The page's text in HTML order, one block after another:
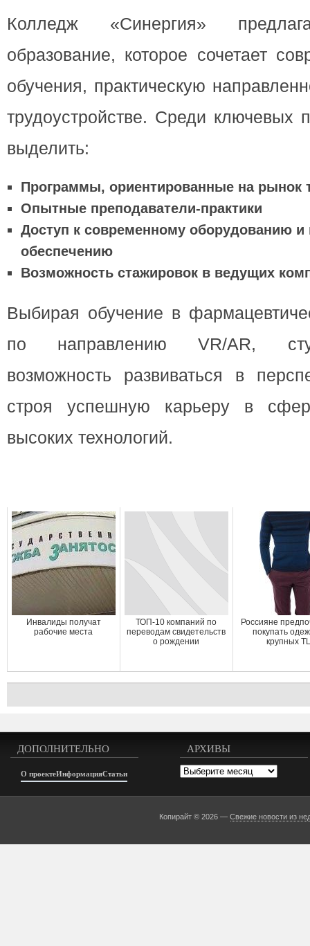
Колледж «Синергия»
образование, которое сочетает
обучения, практическую
трудоустройстве. Среди ключевых
выделить:
Программы, ориентированные на рынок
Опытные преподаватели-практики
Доступ к современному оборудованию
обеспечению
Возможность стажировок в ведущих
Выбирая обучение в
по направлению VR/AR,
возможность развиваться в
строя успешную карьеру в
высоких технологий.
Инвалиды получат
рабочие места
ТОП-10 компаний по
переводам свидетельств
о рождении
Россияне
покупать
крупных
ДОПОЛНИТЕЛЬНО
О проектеИнформацияСтатьи
АРХИВЫ
Архивы
Копирайт © 2026 —Свежие новости из